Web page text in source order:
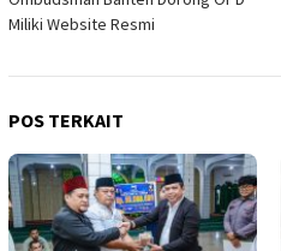
pos
Miliki Website Resmi
POS TERKAIT